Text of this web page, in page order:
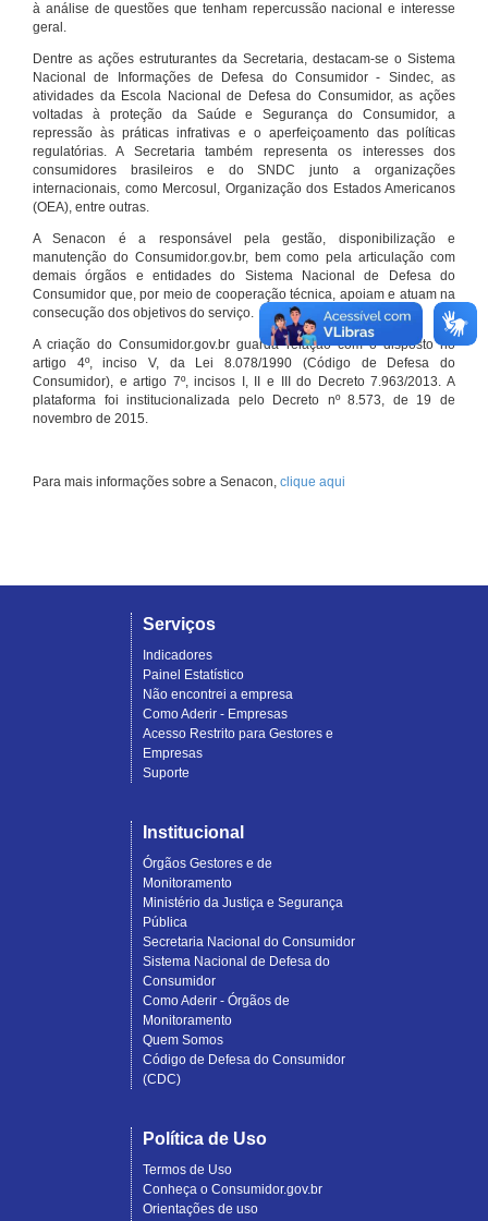
à análise de questões que tenham repercussão nacional e interesse
geral.
Dentre as ações estruturantes da Secretaria, destacam-se o Sistema
Nacional de Informações de Defesa do Consumidor - Sindec, as
atividades da Escola Nacional de Defesa do Consumidor, as ações
voltadas à proteção da Saúde e Segurança do Consumidor, a
repressão às práticas infrativas e o aperfeiçoamento das políticas
regulatórias. A Secretaria também representa os interesses dos
consumidores brasileiros e do SNDC junto a organizações
internacionais, como Mercosul, Organização dos Estados Americanos
(OEA), entre outras.
A Senacon é a responsável pela gestão, disponibilização e
manutenção do Consumidor.gov.br, bem como pela articulação com
demais órgãos e entidades do Sistema Nacional de Defesa do
Consumidor que, por meio de cooperação técnica, apoiam e atuam na
consecução dos objetivos do serviço.
A criação do Consumidor.gov.br guarda relação com o disposto no
artigo 4º, inciso V, da Lei 8.078/1990 (Código de Defesa do
Consumidor), e artigo 7º, incisos I, II e III do Decreto 7.963/2013. A
plataforma foi institucionalizada pelo Decreto nº 8.573, de 19 de
novembro de 2015.
Para mais informações sobre a Senacon, clique aqui
Serviços
Indicadores
Painel Estatístico
Não encontrei a empresa
Como Aderir - Empresas
Acesso Restrito para Gestores e
Empresas
Suporte
Institucional
Órgãos Gestores e de
Monitoramento
Ministério da Justiça e Segurança
Pública
Secretaria Nacional do Consumidor
Sistema Nacional de Defesa do
Consumidor
Como Aderir - Órgãos de
Monitoramento
Quem Somos
Código de Defesa do Consumidor
(CDC)
Política de Uso
Termos de Uso
Conheça o Consumidor.gov.br
Orientações de uso